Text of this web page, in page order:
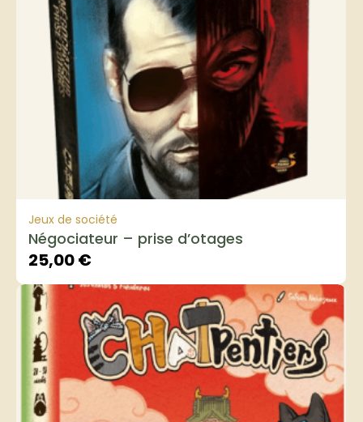
Jeux de société
Négociateur – prise d’otages
25,00€